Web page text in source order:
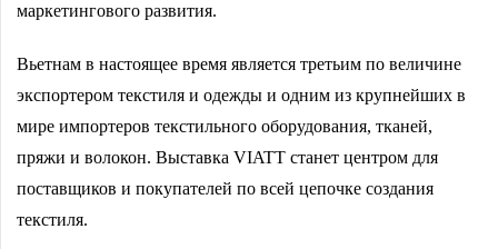
маркетингового развития.
Вьетнам в настоящее время является третьим по величине
экспортером текстиля и одежды и одним из крупнейших в
мире импортеров текстильного оборудования, тканей,
пряжи и волокон. Выставка VIATT станет центром для
поставщиков и покупателей по всей цепочке создания
текстиля.